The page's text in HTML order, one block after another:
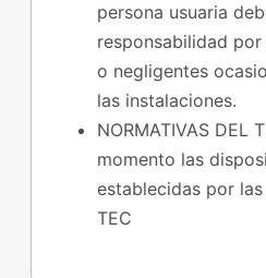
persona usuaria
responsabilidad
o negligentes
las instalaciones.
NORMATIVAS DEL
momento las
establecidas por
TEC